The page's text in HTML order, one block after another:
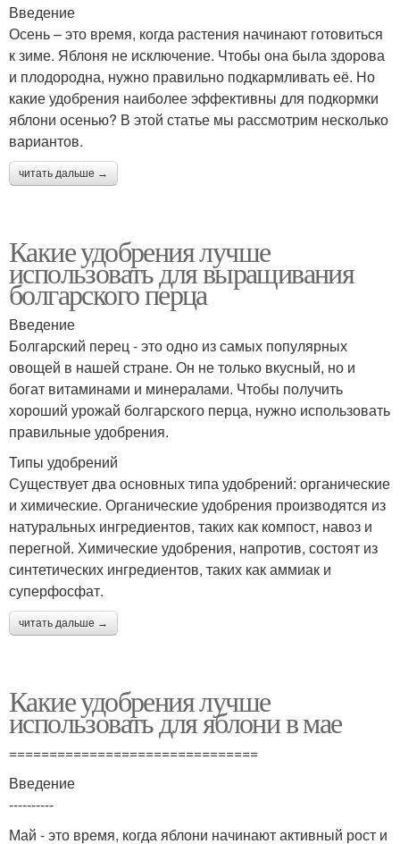
Введение
Осень – это время, когда растения начинают готовиться
к зиме. Яблоня не исключение. Чтобы она была здорова
и плодородна, нужно правильно подкармливать её. Но
какие удобрения наиболее эффективны для подкормки
яблони осенью? В этой статье мы рассмотрим несколько
вариантов.
читать дальше →
Какие удобрения лучше
использовать для выращивания
болгарского перца
Введение
Болгарский перец - это одно из самых популярных
овощей в нашей стране. Он не только вкусный, но и
богат витаминами и минералами. Чтобы получить
хороший урожай болгарского перца, нужно использовать
правильные удобрения.
Типы удобрений
Существует два основных типа удобрений: органические
и химические. Органические удобрения производятся из
натуральных ингредиентов, таких как компост, навоз и
перегной. Химические удобрения, напротив, состоят из
синтетических ингредиентов, таких как аммиак и
суперфосфат.
читать дальше →
Какие удобрения лучше
использовать для яблони в мае
===============================
Введение
----------
Май - это время, когда яблони начинают активный рост и